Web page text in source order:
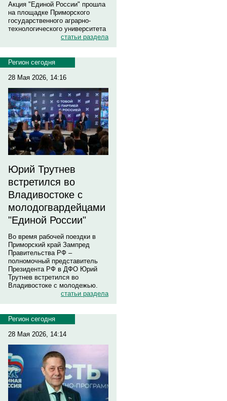
Акция "Единой России" прошла
на площадке Приморского
государственного аграрно-
технологического университета
статьи раздела
Регион сегодня
28 Мая 2026, 14:16
Юрий Трутнев
встретился во
Владивостоке с
молодогвардейцами
"Единой России"
Во время рабочей поездки в
Приморский край Зампред
Правительства РФ –
полномочный представитель
Президента РФ в ДФО Юрий
Трутнев встретился во
Владивостоке с молодежью.
статьи раздела
Регион сегодня
28 Мая 2026, 14:14